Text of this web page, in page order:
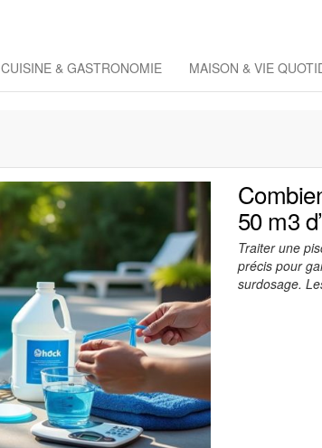
& Co
CUISINE & GASTRONOMIE MAISON & VIE
50 m3
Traiter une
précis pour
surdosage.